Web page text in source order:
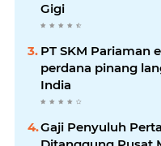
Gigi
PT SKM Pariaman
perdana pinang
India
Gaji Penyuluh